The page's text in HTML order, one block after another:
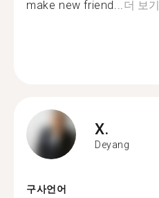
make new friend... 더 보기
X.
Deyang
구사언어